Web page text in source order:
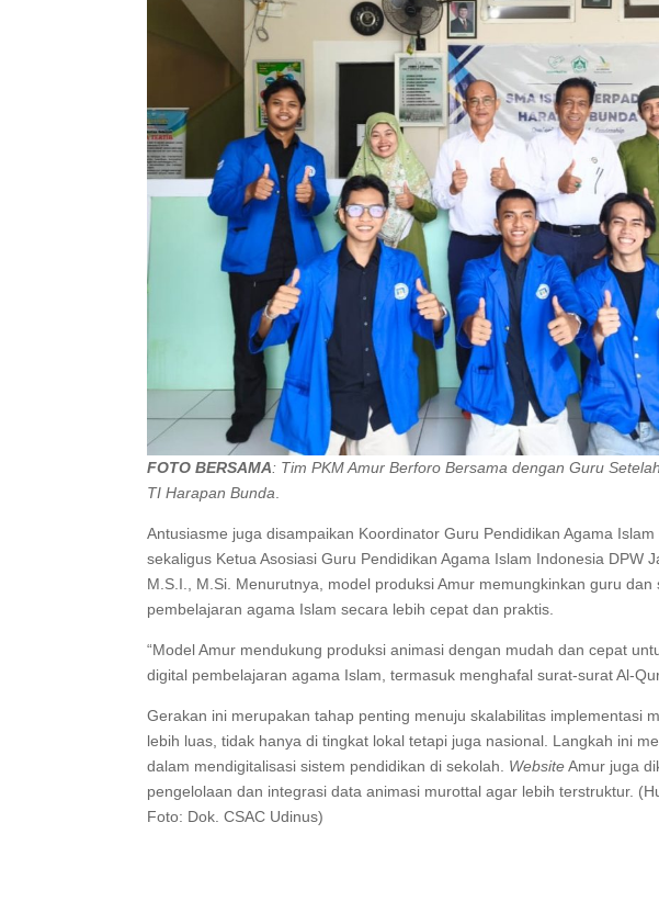
FOTO BERSAMA: Tim PKM Amur Berforo Bersama dengan Guru
TI Harapan Bunda
Antusiasme juga disampaikan Koordinator Guru Pendidikan Agama
sekaligus Ketua Asosiasi Guru Pendidikan Agama Islam Indonesia DPW
M.S.I., M.Si. Menurutnya, model produksi Amur memungkinkan guru dan
pembelajaran agama Islam secara lebih cepat dan praktis.
“Model Amur mendukung produksi animasi dengan mudah dan cepat
digital pembelajaran agama Islam, termasuk menghafal surat-surat Al-
Gerakan ini merupakan tahap penting menuju skalabilitas implementasi
lebih luas, tidak hanya di tingkat lokal tetapi juga nasional. Langkah ini
dalam mendigitalisasi sistem pendidikan di sekolah. WebsiteAmur juga
pengelolaan dan integrasi data animasi murottal agar lebih terstruktur.
Foto: Dok. CSAC Udinus)